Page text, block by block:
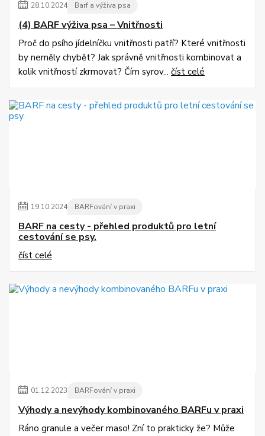
28.10.2024 Barf a výživa psa
(4) BARF výživa psa – Vnitřnosti
Proč do psího jídelníčku vnitřnosti patří? Které vnitřnosti
by neměly chybět? Jak správně vnitřnosti kombinovat a
kolik vnitřností zkrmovat? Čím syrov... číst celé
19.10.2024 BARFování v praxi
BARF na cesty - přehled produktů pro letní
cestování se psy.
číst celé
01.12.2023 BARFování v praxi
Výhody a nevýhody kombinovaného BARFu v praxi
Ráno granule a večer maso! Zní to prakticky že? Může